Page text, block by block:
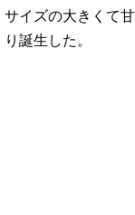
サイズの大きくて
り誕生した。